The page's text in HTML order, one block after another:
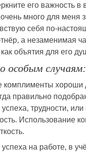
его важность
много для меня
себя по-
а незаменимая
объятия для его
особым
комплименты хороши
правильно
трудности,
Использование
успеха на работе, в